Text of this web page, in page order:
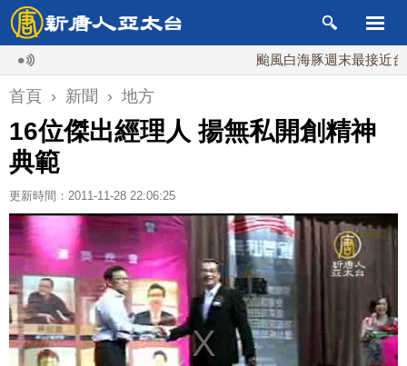
颱風白海豚週末最接近台灣 最
首頁 › 新聞 › 地方
16位傑出經理人 揚無私開創精神
典範
更新時間：2011-11-28 22:06:25